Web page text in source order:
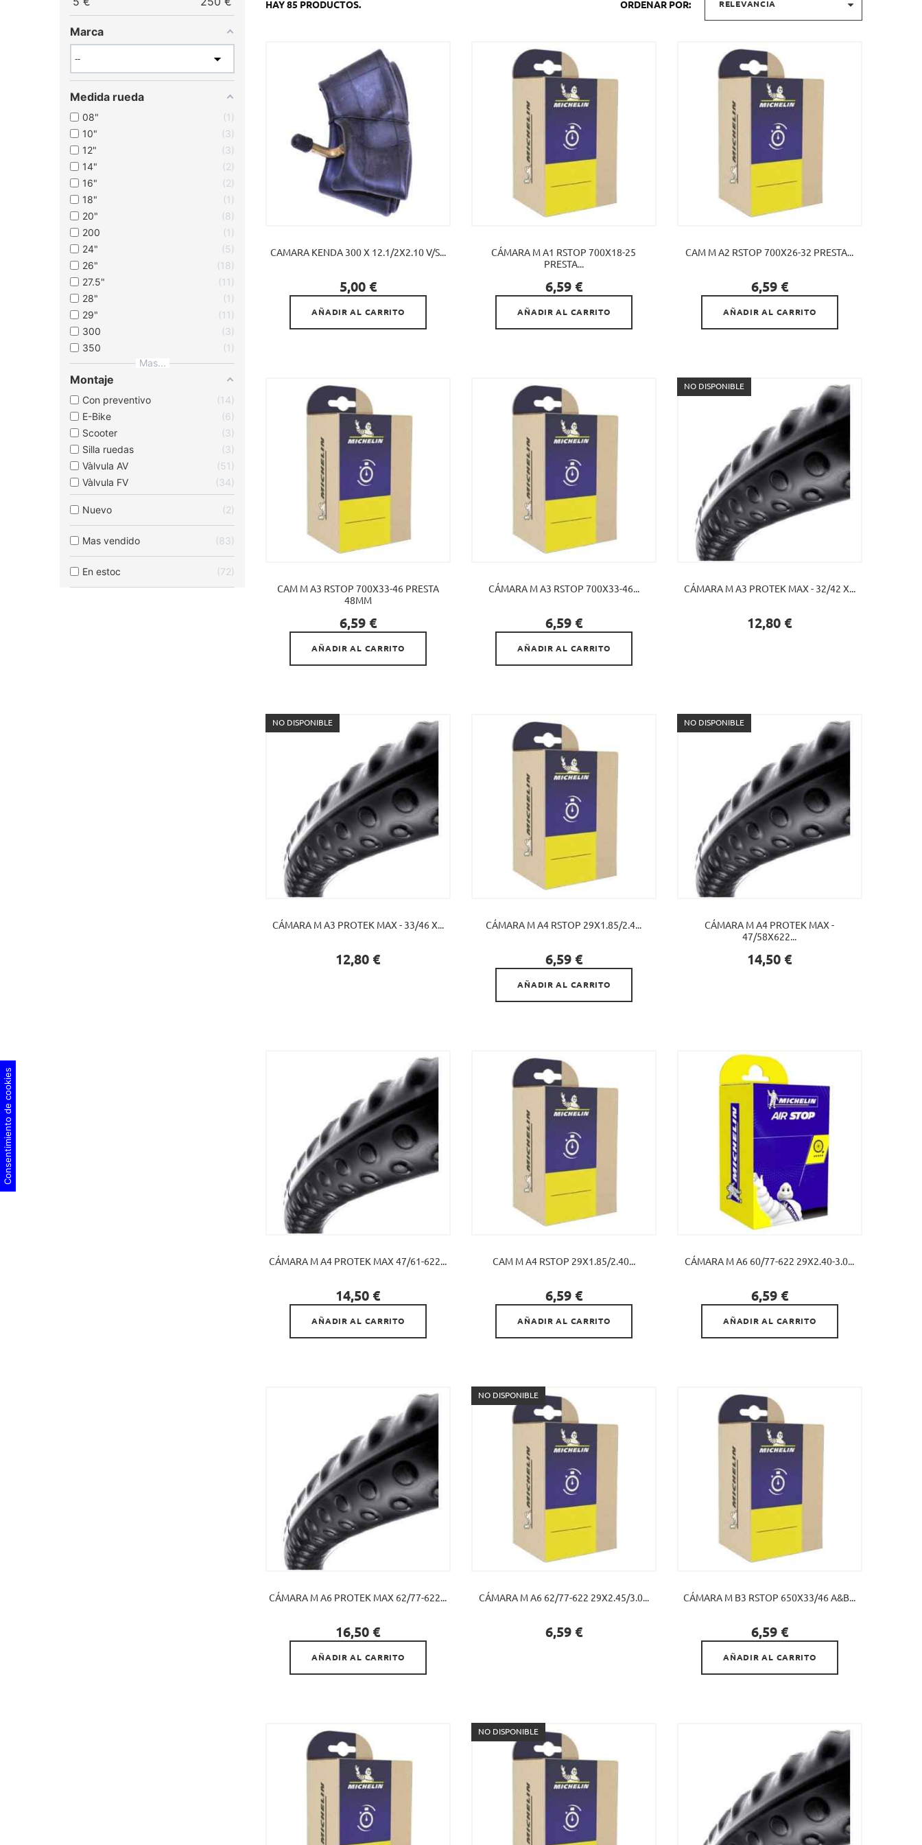
Marca
Medida rueda
08"
1
10"
3
12"
3
14"
2
16"
2
18"
1
20"
8
200
1
24"
5
26"
18
27.5"
11
28"
1
29"
11
300
3
350
1
Mas...
Montaje
Con preventivo
14
E-Bike
6
Scooter
3
Silla ruedas
3
Vàlvula AV
51
Vàlvula FV
34
Nuevo 2
Mas vendido 83
En estoc 72
HAY 85 PRODUCTOS. ORDENAR POR: RELEVANCIA 
CAMARA KENDA 300 X 12.1/2X2.10 V/S...
Precio
5,00 €

AÑADIR AL CARRITO
CÁMARA M A1 RSTOP 700X18-25
PRESTA...
Precio
6,59 €

AÑADIR AL CARRITO
CAM M A2 RSTOP 700X26-32 PRESTA...
Precio
6,59 €

AÑADIR AL CARRITO
CAM M A3 RSTOP 700X33-46 PRESTA
48MM
Precio
6,59 €

AÑADIR AL CARRITO
CÁMARA M A3 RSTOP 700X33-46...
Precio
6,59 €

AÑADIR AL CARRITO
NO DISPONIBLE
CÁMARA M A3 PROTEK MAX - 32/42 X...
Precio
12,80 €
NO DISPONIBLE
CÁMARA M A3 PROTEK MAX - 33/46 X...
Precio
12,80 €
CÁMARA M A4 RSTOP 29X1.85/2.4...
Precio
6,59 €

AÑADIR AL CARRITO
NO DISPONIBLE
CÁMARA M A4 PROTEK MAX -
47/58X622...
Precio
14,50 €
CÁMARA M A4 PROTEK MAX 47/61-622...
Precio
14,50 €

AÑADIR AL CARRITO
CAM M A4 RSTOP 29X1.85/2.40...
Precio
6,59 €

AÑADIR AL CARRITO
CÁMARA M A6 60/77-622 29X2.40-3.0...
Precio
6,59 €

AÑADIR AL CARRITO
CÁMARA M A6 PROTEK MAX 62/77-622...
Precio
16,50 €

AÑADIR AL CARRITO
NO DISPONIBLE
CÁMARA M A6 62/77-622 29X2.45/3.0...
Precio
6,59 €
CÁMARA M B3 RSTOP 650X33/46 A&B...
Precio
6,59 €

AÑADIR AL CARRITO
NO DISPONIBLE
Consentimiento de cookies